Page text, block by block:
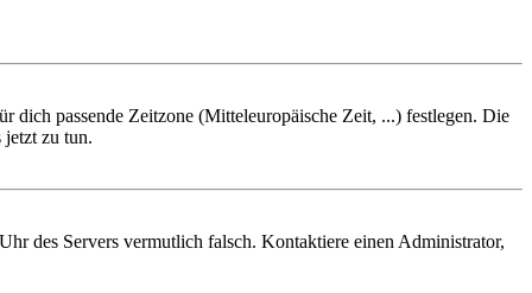
dich passende Zeitzone (Mitteleuropäische Zeit, ...) festlegen. Die
jetzt zu tun.
des Servers vermutlich falsch. Kontaktiere einen Administrator,